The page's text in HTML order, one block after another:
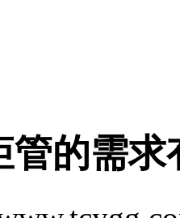
管的需求